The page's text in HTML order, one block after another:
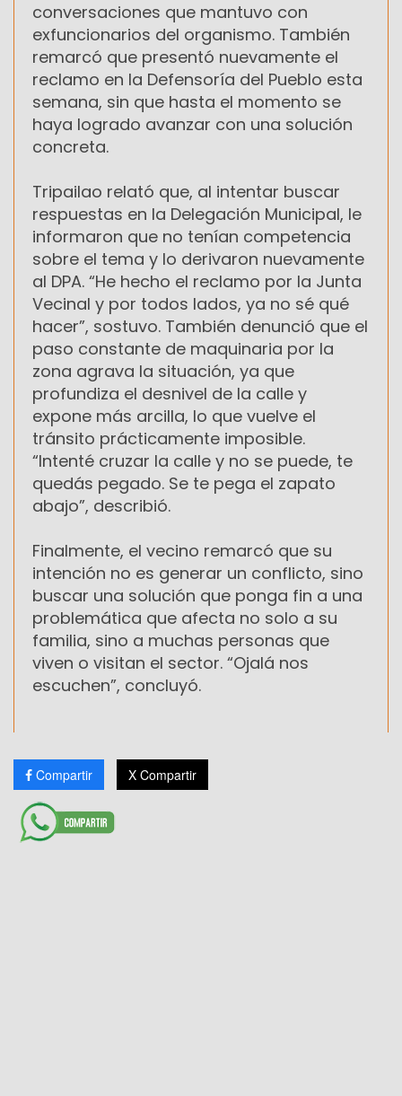
conversaciones que mantuvo con
exfuncionarios del organismo. También
remarcó que presentó nuevamente el
reclamo en la Defensoría del Pueblo esta
semana, sin que hasta el momento se
haya logrado avanzar con una solución
concreta.
Tripailao relató que, al intentar buscar
respuestas en la Delegación Municipal, le
informaron que no tenían competencia
sobre el tema y lo derivaron nuevamente
al DPA. “He hecho el reclamo por la Junta
Vecinal y por todos lados, ya no sé qué
hacer”, sostuvo. También denunció que el
paso constante de maquinaria por la
zona agrava la situación, ya que
profundiza el desnivel de la calle y
expone más arcilla, lo que vuelve el
tránsito prácticamente imposible.
“Intenté cruzar la calle y no se puede, te
quedás pegado. Se te pega el zapato
abajo”, describió.
Finalmente, el vecino remarcó que su
intención no es generar un conflicto, sino
buscar una solución que ponga fin a una
problemática que afecta no solo a su
familia, sino a muchas personas que
viven o visitan el sector. “Ojalá nos
escuchen”, concluyó.
Compartir X Compartir